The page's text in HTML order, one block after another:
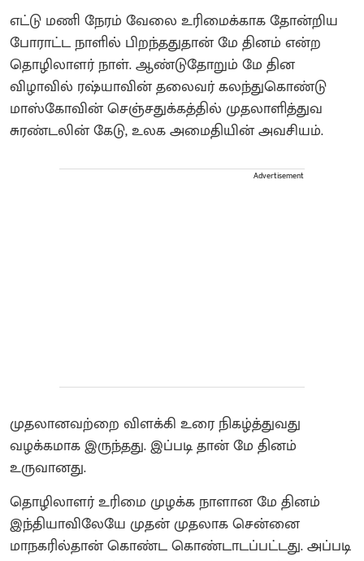
எட்டு மணி நேரம் வேலை உரிமைக்காக தோன்றிய
போராட்ட நாளில் பிறந்ததுதான் மே தினம் என்ற
தொழிலாளர் நாள். ஆண்டுதோறும் மே தின
விழாவில் ரஷ்யாவின் தலைவர் கலந்துகொண்டு
மாஸ்கோவின் செஞ்சதுக்கத்தில் முதலாளித்துவ
சுரண்டலின் கேடு, உலக அமைதியின் அவசியம்.
Advertisement
முதலானவற்றை விளக்கி உரை நிகழ்த்துவது
வழக்கமாக இருந்தது. இப்படி தான் மே தினம்
உருவானது.
தொழிலாளர் உரிமை முழக்க நாளான மே தினம்
இந்தியாவிலேயே முதன் முதலாக சென்னை
மாநகரில்தான் கொண்ட கொண்டாடப்பட்டது. அப்படி